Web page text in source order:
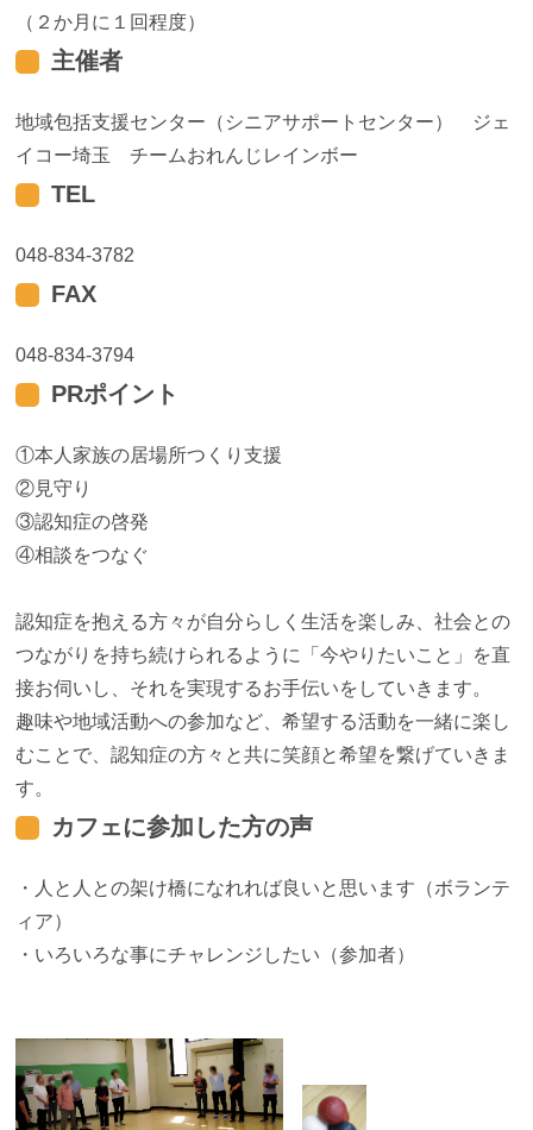
（２か月に１回程度）
主催者
地域包括支援センター（シニアサポートセンター） ジェ
イコー埼玉 チームおれんじレインボー
TEL
048-834-3782
FAX
048-834-3794
PRポイント
①本人家族の居場所つくり支援
②見守り
③認知症の啓発
④相談をつなぐ
認知症を抱える方々が自分らしく生活を楽しみ、社会との
つながりを持ち続けられるように「今やりたいこと」を直
接お伺いし、それを実現するお手伝いをしていきます。
趣味や地域活動への参加など、希望する活動を一緒に楽し
むことで、認知症の方々と共に笑顔と希望を繋げていきま
す。
カフェに参加した方の声
・人と人との架け橋になれれば良いと思います（ボランテ
ィア）
・いろいろな事にチャレンジしたい（参加者）